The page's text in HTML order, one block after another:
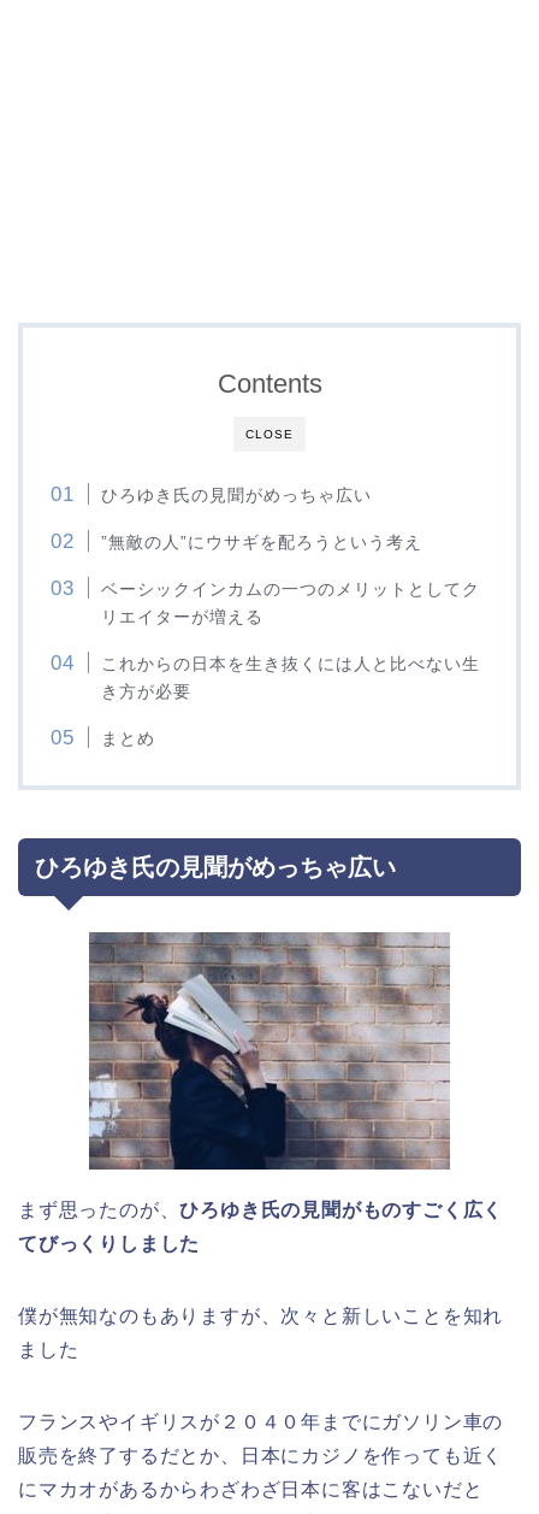
CLOSE
Contents
ひろゆき氏の見聞がめっちゃ広い
”無敵の人”にウサギを配ろうという考え
ベーシックインカムの一つのメリットとしてク
リエイターが増える
これからの日本を生き抜くには人と比べない生
き方が必要
まとめ
ひろゆき氏の見聞がめっちゃ広い
まず思ったのが、ひろゆき氏の見聞がものすごく広く
てびっくりしました
僕が無知なのもありますが、次々と新しいことを知れ
ました
フランスやイギリスが２０４０年までにガソリン車の
販売を終了するだとか、日本にカジノを作っても近く
にマカオがあるからわざわざ日本に客はこないだと